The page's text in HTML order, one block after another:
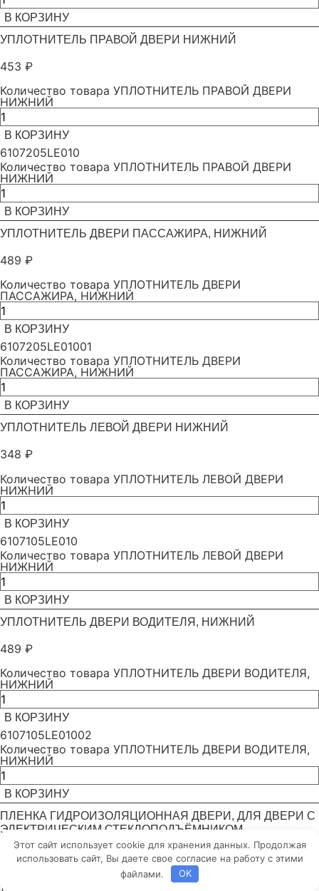
В КОРЗИНУ
УПЛОТНИТЕЛЬ ПРАВОЙ ДВЕРИ НИЖНИЙ
453 ₽
Количество товара УПЛОТНИТЕЛЬ ПРАВОЙ ДВЕРИ
НИЖНИЙ
В КОРЗИНУ
6107205LE010
Количество товара УПЛОТНИТЕЛЬ ПРАВОЙ ДВЕРИ
НИЖНИЙ
В КОРЗИНУ
УПЛОТНИТЕЛЬ ДВЕРИ ПАССАЖИРА, НИЖНИЙ
489 ₽
Количество товара УПЛОТНИТЕЛЬ ДВЕРИ
ПАССАЖИРА, НИЖНИЙ
В КОРЗИНУ
6107205LE01001
Количество товара УПЛОТНИТЕЛЬ ДВЕРИ
ПАССАЖИРА, НИЖНИЙ
В КОРЗИНУ
УПЛОТНИТЕЛЬ ЛЕВОЙ ДВЕРИ НИЖНИЙ
348 ₽
Количество товара УПЛОТНИТЕЛЬ ЛЕВОЙ ДВЕРИ
НИЖНИЙ
В КОРЗИНУ
6107105LE010
Количество товара УПЛОТНИТЕЛЬ ЛЕВОЙ ДВЕРИ
НИЖНИЙ
В КОРЗИНУ
УПЛОТНИТЕЛЬ ДВЕРИ ВОДИТЕЛЯ, НИЖНИЙ
489 ₽
Количество товара УПЛОТНИТЕЛЬ ДВЕРИ ВОДИТЕЛЯ,
НИЖНИЙ
В КОРЗИНУ
6107105LE01002
Количество товара УПЛОТНИТЕЛЬ ДВЕРИ ВОДИТЕЛЯ,
НИЖНИЙ
В КОРЗИНУ
ПЛЕНКА ГИДРОИЗОЛЯЦИОННАЯ ДВЕРИ, ДЛЯ ДВЕРИ С
ЭЛЕКТРИЧЕСКИМ СТЕКЛОПОДЪЁМНИКОМ
493₽
Количество товара ПЛЕНКА ГИДРОИЗОЛЯЦИОННАЯ
Этот сайт использует cookie для хранения данных. Продолжая
использовать сайт, Вы даете свое согласие на работу с этими
файлами.
OK